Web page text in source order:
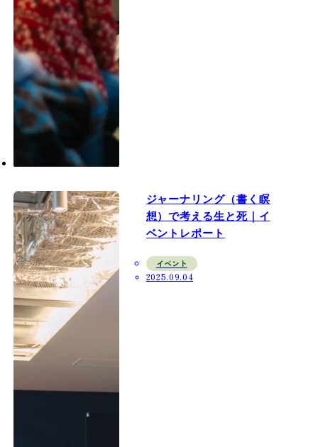
ジャーナリング（書く瞑
想）で考える生と死｜イ
ベントレポート
イベント
2025.09.04